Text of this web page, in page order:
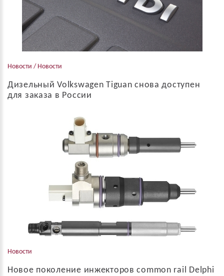
Новости / Новости
Дизельный Volkswagen Tiguan снова доступен
для заказа в России
Начиная с 2го апреля 2019, дилеры Фольксваген снова
принимают заказы на дизельные Тигуаны. В конце 2018 года
дилеры Volkswagen получили информационное письмо от
производителя, в котором сообщалось ...
Новости
Новое поколение инжекторов common rail Delphi